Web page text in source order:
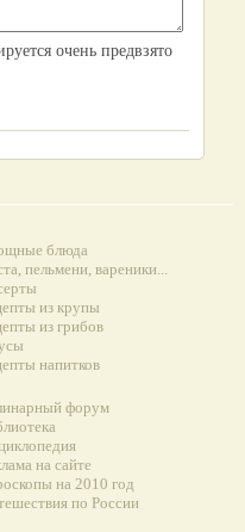
очень предвзято
блюда
пельмени, вареники...
из крупы
из грибов
напитков
форум
на сайте
на 2010 год
по России